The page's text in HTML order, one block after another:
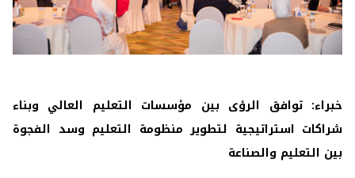
خبراء: توافق الرؤى بين مؤسسات التعليم العالي وبناء
شراكات استراتيجية لتطوير منظومة التعليم وسد الفجوة
بين التعليم والصناعة